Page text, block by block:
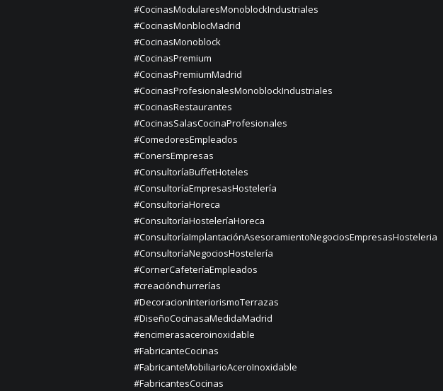
#CocinasModularesMonoblockIndustriales
#CocinasMonblocMadrid
#CocinasMonoblock
#CocinasPremium
#CocinasPremiumMadrid
#CocinasProfesionalesMonoblockIndustriales
#CocinasRestaurantes
#CocinasSalasCocinaProfesionales
#ComedoresEmpleados
#ConersEmpresas
#ConsultoríaBuffetHoteles
#ConsultoríaEmpresasHostelería
#ConsultoríaHoreca
#ConsultoríaHosteleríaHoreca
#ConsultoríaImplantaciónAsesoramientoNegociosEmpresasHosteleria
#ConsultoríaNegociosHostelería
#CornerCafeteríaEmpleados
#creaciónchurrerías
#DecoracionInteriorismoTerrazas
#DiseñoCocinasaMedidaMadrid
#encimerasaceroinoxidable
#FabricanteCocinas
#FabricanteMobiliarioAceroInoxidable
#FabricantesCocinas